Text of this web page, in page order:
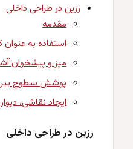
رزین در طراحی داخلی
مقدمه
استفاده به
میز و پیشخوان
پوشش سطوح
ایجاد نقاشی،
رزین در طراحی داخلی